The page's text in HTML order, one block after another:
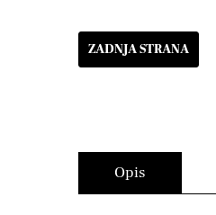
ZADNJA STRANA
Opis